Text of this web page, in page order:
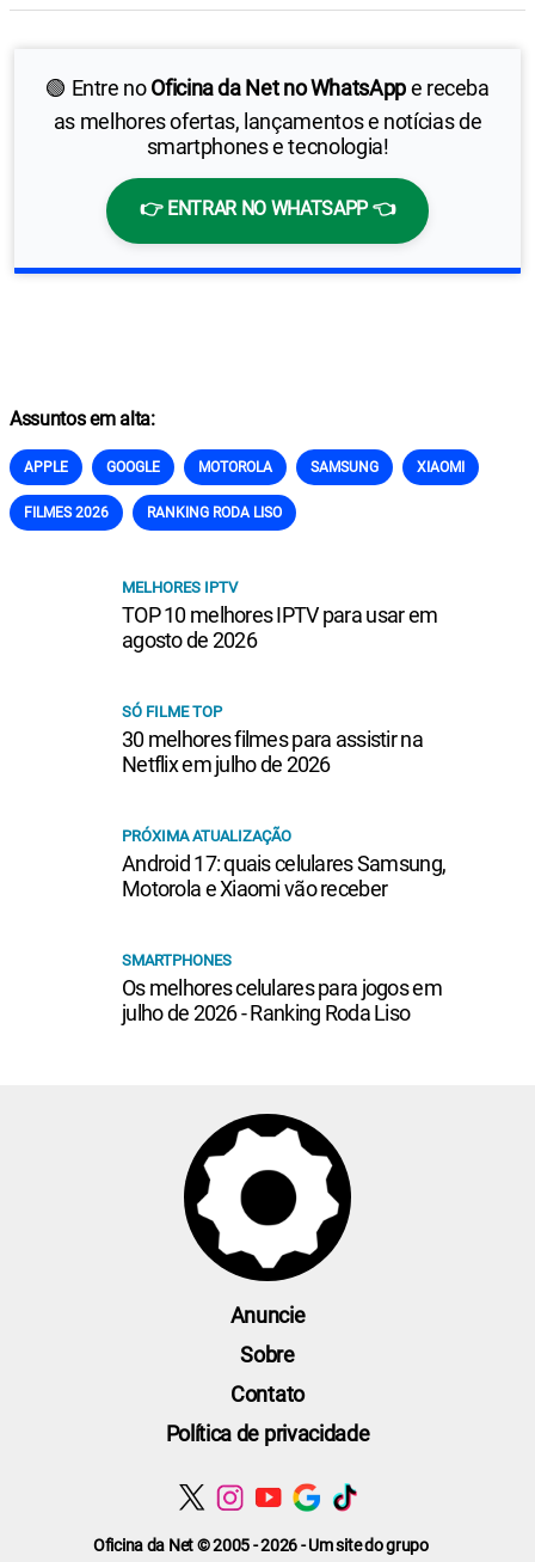
🟢 Entre noOficina da Net no WhatsAppe receba
as melhores ofertas, lançamentos e notícias de
smartphones e tecnologia!
👉 ENTRAR NO WHATSAPP 👈
Assuntos em alta:
APPLE GOOGLE MOTOROLA SAMSUNG XIAOMI
FILMES 2026 RANKING RODA LISO
MELHORES IPTV
TOP 10 melhores IPTV para usar em
agosto de 2026
SÓ FILME TOP
30 melhores filmes para assistir na
Netflix em julho de 2026
PRÓXIMA ATUALIZAÇÃO
Android 17: quais celulares Samsung,
Motorola e Xiaomi vão receber
SMARTPHONES
Os melhores celulares para jogos em
julho de 2026 - Ranking Roda Liso
Oficina da Net © 2005 - 2026 - Um site do grupo
Anuncie
Sobre
Contato
Política de privacidade